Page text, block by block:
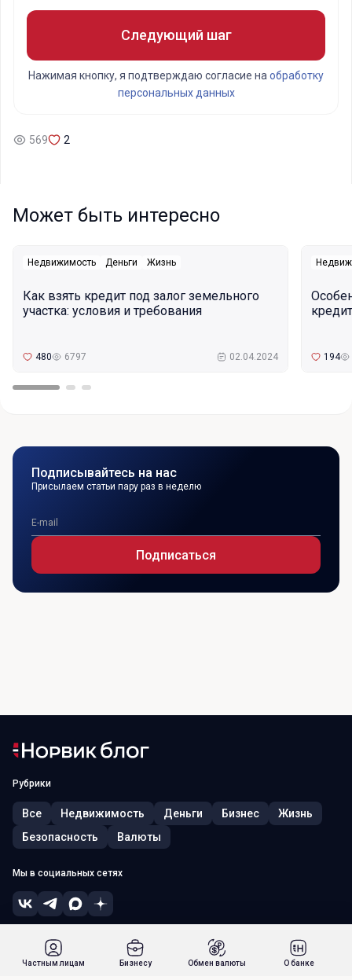
Следующий шаг
Нажимая кнопку, я подтверждаю согласие на обработку
персональных данных
569 2
Может быть интересно
Недвижимость Деньги Жизнь
Как взять кредит под залог земельного
участка: условия и требования
480 6797 02.04.2024 194
Подписывайтесь на нас
Присылаем статьи пару раз в неделю
Подписаться
Рубрики
Все Недвижимость Деньги Бизнес
Жизнь
Безопасность
Валюты
Мы в социальных сетях
© 2026, ПАО «Норвик Банк». Лицензия ЦБ РФ № 902 от 09.08.2022 г.
Россия, г. Москва, 115054, ул. Зацепский Вал, д. 5
Частным лицам Бизнесу Обмен валюты О банке